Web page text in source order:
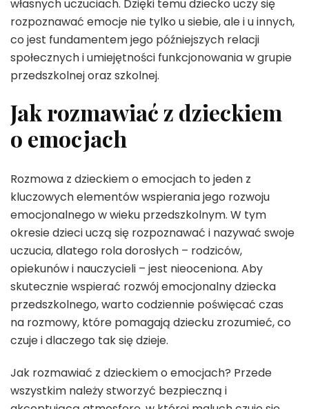
własnych uczuciach. Dzięki temu dziecko uczy się
rozpoznawać emocje nie tylko u siebie, ale i u innych,
co jest fundamentem jego późniejszych relacji
społecznych i umiejętności funkcjonowania w grupie
przedszkolnej oraz szkolnej.
Jak rozmawiać z dzieckiem
o emocjach
Rozmowa z dzieckiem o emocjach to jeden z
kluczowych elementów wspierania jego rozwoju
emocjonalnego w wieku przedszkolnym. W tym
okresie dzieci uczą się rozpoznawać i nazywać swoje
uczucia, dlatego rola dorosłych – rodziców,
opiekunów i nauczycieli – jest nieoceniona. Aby
skutecznie wspierać rozwój emocjonalny dziecka
przedszkolnego, warto codziennie poświęcać czas
na rozmowy, które pomagają dziecku zrozumieć, co
czuje i dlaczego tak się dzieje.
Jak rozmawiać z dzieckiem o emocjach? Przede
wszystkim należy stworzyć bezpieczną i